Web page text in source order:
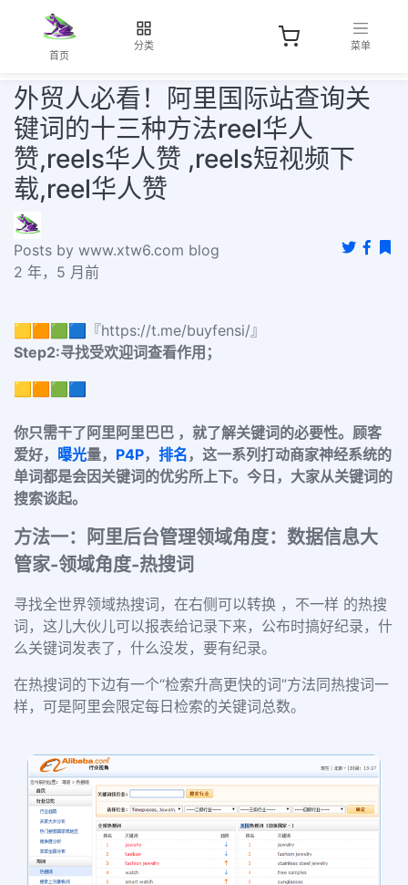
首页
分类 菜单
外贸人必看！阿里国际站查询关
键词的十三种方法reel华人
赞,reels华人赞 ,reels短视频下
载,reel华人赞
Posts by www.xtw6.com blog
2 年，5 月前
🟨🟧🟩🟦『https://t.me/buyfensi/』
Step2:寻找受欢迎词查看作用；
🟨🟧🟩🟦
你只需干了阿里阿里巴巴 ，就了解关键词的必要性。顾客
爱好， 曝光量， P4P， 排名，这一系列打动商家神经系统的
单词都是会因关键词的优劣所上下。今日，大家从关键词的
搜索谈起。
方法一：阿里后台管理领域角度：数据信息大
管家-领域角度-热搜词
寻找全世界领域热搜词，在右侧可以转换 ，不一样 的热搜
词，这儿大伙儿可以报表给记录下来，公布时搞好纪录，什
么关键词发表了，什么没发，要有纪录。
在热搜词的下边有一个“检索升高更快的词”方法同热搜词一
样，可是阿里会限定每日检索的关键词总数。